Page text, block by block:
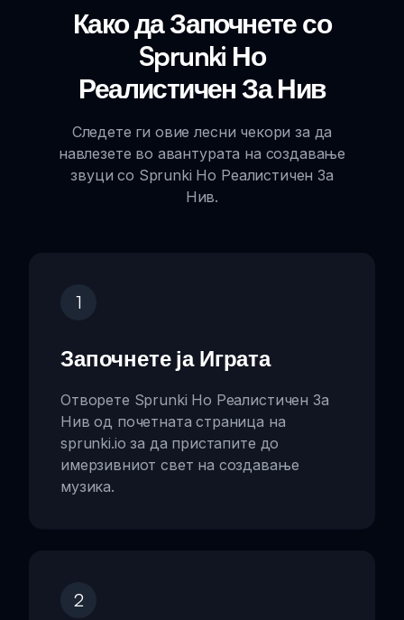
Како да Започнете со
Sprunki Но
Реалистичен За Нив
Следете ги овие лесни чекори за да
навлезете во авантурата на создавање
звуци со Sprunki Но Реалистичен За
Нив.
1
Започнете ја Играта
Отворете Sprunki Но Реалистичен За
Нив од почетната страница на
sprunki.io за да пристапите до
имерзивниот свет на создавање
музика.
2